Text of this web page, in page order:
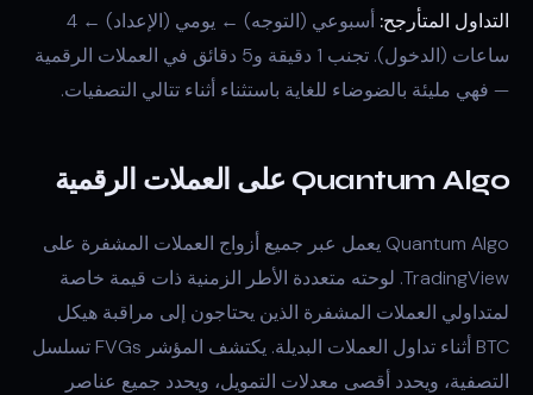
التداول المتأرجح:
أسبوعي (التوجه) ← يومي (الإعداد) ← 4
ساعات (الدخول). تجنب 1 دقيقة و5 دقائق في العملات الرقمية
— فهي مليئة بالضوضاء للغاية باستثناء أثناء تتالي التصفيات.
Quantum Algo على العملات الرقمية
Quantum Algo يعمل عبر جميع أزواج العملات المشفرة على
TradingView. لوحته متعددة الأطر الزمنية ذات قيمة خاصة
لمتداولي العملات المشفرة الذين يحتاجون إلى مراقبة هيكل
BTC أثناء تداول العملات البديلة. يكتشف المؤشر FVGs تسلسل
التصفية، ويحدد أقصى معدلات التمويل، ويحدد جميع عناصر